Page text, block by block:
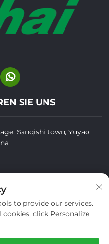
SIE UNS
Sanqishi town, Yuyao
to provide our services.
click Personalize